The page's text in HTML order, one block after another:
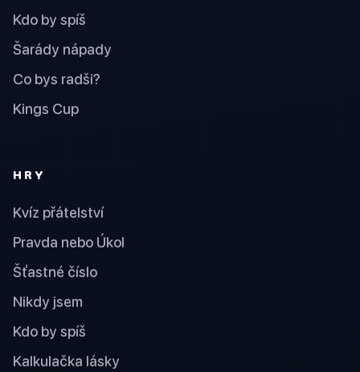
Kdo by spíš
Šarády nápady
Co bys radši?
Kings Cup
HRY
Kvíz přátelství
Pravda nebo Úkol
Šťastné číslo
Nikdy jsem
Kdo by spíš
Kalkulačka lásky